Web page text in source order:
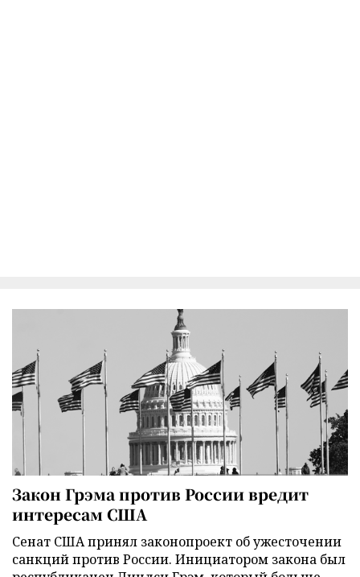
Закон Грэма против России вредит
интересам США
Сенат США принял законопроект об ужесточении
санкций против России. Инициатором закона был